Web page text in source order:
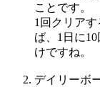
ことです。
1回クリア
ば、1日に
けですね。
デイリーボ